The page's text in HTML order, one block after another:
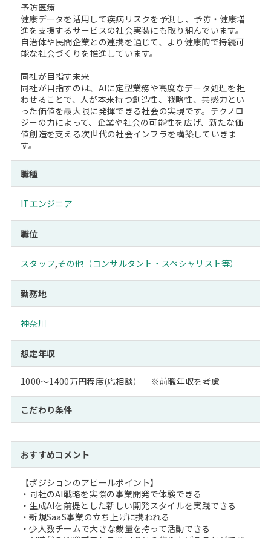
予防医療
健康データを活用して疾病リスクを予測し、予防・健康増
進を支援するサービスの社会実装にも取り組んでいます。
自治体や民間企業との連携を通じて、より健康的で持続可
能な社会づくりを推進しています。
同社が目指す未来
同社が目指すのは、AIに定型業務や高度なデータ処理を担
わせることで、人が本来持つ創造性、戦略性、共感力とい
った価値を最大限に発揮できる社会の実現です。テクノロ
ジーの力によって、企業や社会の可能性を広げ、新たな価
値創造を支える次世代の社会インフラを構築していきま
す。
職種
ITエンジニア
職位
スタッフ,その他（コンサルタント・スペシャリスト等）
勤務地
神奈川
想定年収
1000～1400万円程度(応相談） ※前職年収を考慮
こだわり条件
おすすめコメント
【ポジションのアピールポイント】
・同社のAI戦略を実際の事業開発で体験できる
・生成AIを前提とした新しい開発スタイルを実践できる
・新規SaaS事業の立ち上げに携われる
・少人数チームで大きな裁量を持って活動できる